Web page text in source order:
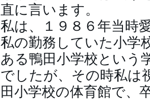
直に言います。
私は、１９８６年当時
私の勤務していた小学
ある鴨田小学校という
でしたが、その時私は
田小学校の体育館で、